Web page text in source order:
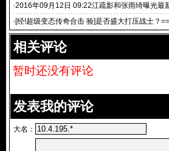
·2016年09月12日 09:22江疏影和张雨绮曝光最
·[经!超级变态传奇合击 验]是否盛大打压战士？
传奇推广员doxgame
相关评论
暂时还没有评论
发表我的评论
大名：